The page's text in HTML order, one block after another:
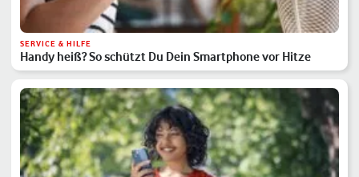
SERVICE & HILFE
Handy heiß? So schützt Du Dein Smartphone vor Hitze